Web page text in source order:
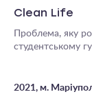
Clean Life
Проблема, яку
студентському
2021, м.